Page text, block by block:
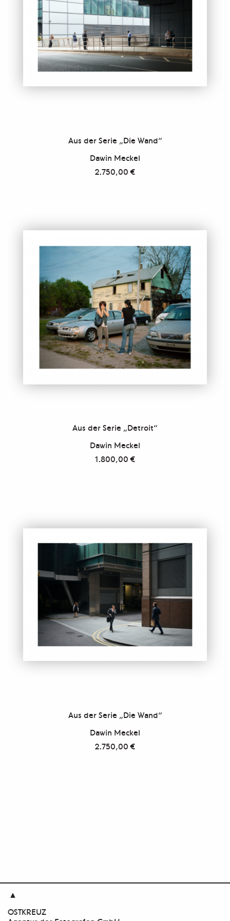
Aus der Serie „Die Wand“
Dawin Meckel
2.750,00€
Aus der Serie „Detroit“
Dawin Meckel
1.800,00€
Aus der Serie „Die Wand“
Dawin Meckel
2.750,00€

OSTKREUZ